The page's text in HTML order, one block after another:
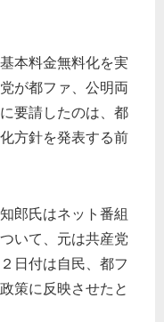
本料金無料化を実
が都ファ、公明両
要請したのは、都
方針を発表する前
郎氏はネット番組
いて、元は共産党
日付は自民、都フ
策に反映させたと